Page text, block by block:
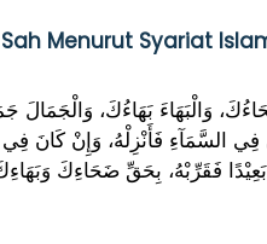
Menurut Syariat
وَالْبَهَاءَ بَهَاءُكَ، وَالْجَمَالَ
السَّمَآءِ فَأَنْزِلْهُ، وَإِنْ كَانَ
فَقَرِّبْهُ، بِحَقِّ ضَحَاءِكَ